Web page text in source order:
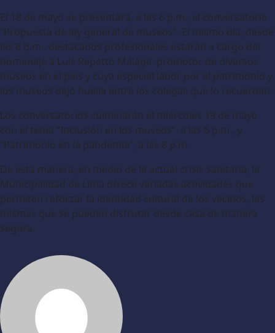
El 18 de mayo se presentará, a las 6 p.m., el conversatorio
“Propuesta de ley general de museos”. El mismo día, desde
las 8 p.m., destacados profesionales estarán a cargo del
homenaje a Luis Repetto Málaga, promotor de diversos
museos en el país y cuya especial labor por el patrimonio y
los museos dejó huella entre los colegas que lo recuerdan.
Los conversatorios culminarán el miércoles 19 de mayo
con el tema “Inclusión en los museos”, a las 6 p.m., y
“Patrimonio en la pandemia”, a las 8 p.m.
De esta manera, en medio de la actual crisis sanitaria, la
Municipalidad de Lima ofrece variadas actividades que
permiten reforzar la identidad cultural de los vecinos, las
mismas que se pueden disfrutar desde casa de manera
segura.